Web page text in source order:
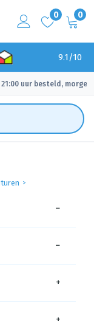
0 0
9.1/10
uur besteld, morgen
−
−
+
+